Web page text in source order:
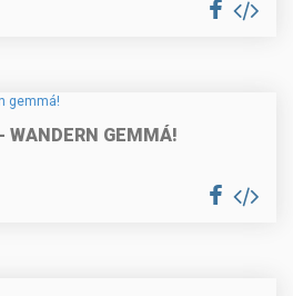
WANDERN GEMMÁ!